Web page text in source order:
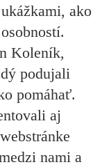
ako
Koleník,
podujali
pomáhať.
aj
nami a